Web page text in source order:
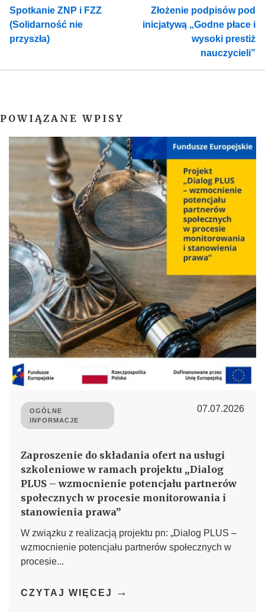
Spotkanie ZNP i FZZ
(Solidarność nie
przyszła)
Złożenie podpisów pod
inicjatywą „Godne płace i
wysoki prestiż
nauczycieli”
POWIĄZANE WPISY
OGÓLNE
INFORMACJE
07.07.2026
Zaproszenie do składania ofert na usługi
szkoleniowe w ramach projektu „Dialog
PLUS – wzmocnienie potencjału partnerów
społecznych w procesie monitorowania i
stanowienia prawa”
W związku z realizacją projektu pn: „Dialog PLUS –
wzmocnienie potencjału partnerów społecznych w
procesie...
CZYTAJ WIĘCEJ →